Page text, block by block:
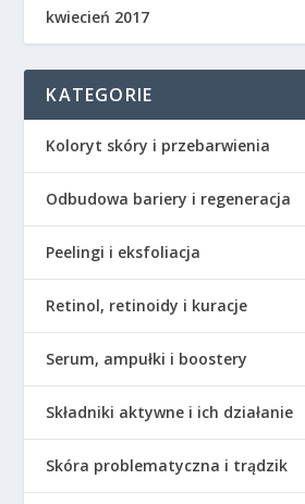
kwiecień 2017
KATEGORIE
Koloryt skóry i przebarwienia
Odbudowa bariery i regeneracja
Peelingi i eksfoliacja
Retinol, retinoidy i kuracje
Serum, ampułki i boostery
Składniki aktywne i ich działanie
Skóra problematyczna i trądzik